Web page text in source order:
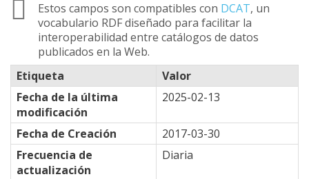
Estos campos son compatibles con DCAT, un
vocabulario RDF diseñado para facilitar la
interoperabilidad entre catálogos de datos
publicados en la Web.
Etiqueta
Valor
Fecha de la última
modificación
2025-02-13
Fecha de Creación
2017-03-30
Frecuencia de
actualización
Diaria